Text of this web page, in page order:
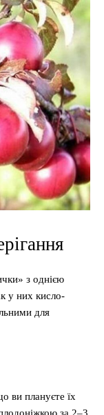
з однією
у них кисло-
для
ви плануєте їх
за 2–3